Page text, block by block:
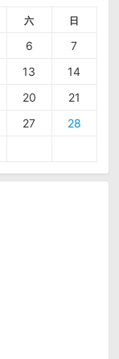
六 日
6
7
13
14
20
21
27
28